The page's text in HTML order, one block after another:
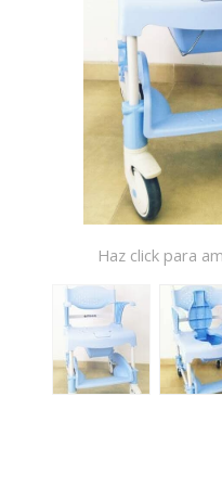
Haz click para